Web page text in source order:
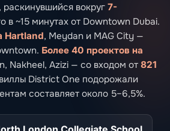
вокруг 7-
в ~15 минутах от Downtown Dubai.
Hartland, Meydan и MAG City —
Более 40 проектов на
Nakheel, Azizi — со входом от 821
District One подорожали
составляет около 5–6,5%.